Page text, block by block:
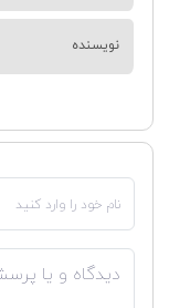
نویسنده